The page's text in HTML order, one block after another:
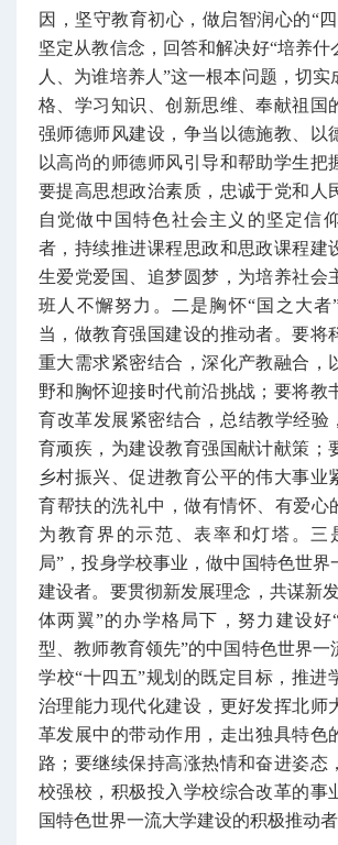
因，坚守教育初心，做启智润心的“
坚定从教信念，回答和解决好“培养什
人、为谁培养人”这一根本问题，切实
格、学习知识、创新思维、奉献祖国
强师德师风建设，争当以德施教、以
以高尚的师德师风引导和帮助学生把
要提高思想政治素质，忠诚于党和人
自觉做中国特色社会主义的坚定信
者，持续推进课程思政和思政课程建
生爱党爱国、追梦圆梦，为培养社会
班人不懈努力。
二是胸怀“国之大者
当，做教育强国建设的推动者。要将
重大需求紧密结合，深化产教融合，
野和胸怀迎接时代前沿挑战；要将教
育改革发展紧密结合，总结教学经验
育顽疾，为建设教育强国献计献策；
乡村振兴、促进教育公平的伟大事业
育帮扶的洗礼中，做有情怀、有爱心
为教育界的示范、表率和灯塔。 三
局”，投身学校事业，做中国特色世界
建设者。要贯彻新发展理念，共谋新
体两翼”的办学格局下，努力建设好
型、教师教育领先”的中国特色世界一
学校“十四五”规划的既定目标，推进
治理能力现代化建设，更好发挥北师
革发展中的带动作用，走出独具特色
路；要继续保持高涨热情和奋进姿态
校强校，积极投入学校综合改革的事
国特色世界一流大学建设的积极推动者